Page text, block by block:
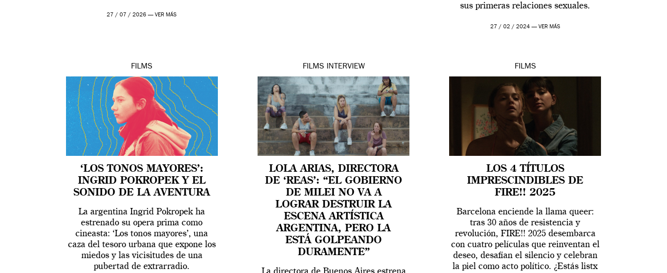
27 / 07 / 2026 —VER MÁS
sus primeras relaciones sexuales.
27 / 02 / 2024 — VER MÁS
FILMS
‘LOS TONOS MAYORES’:
INGRID POKROPEK Y EL
SONIDO DE LA AVENTURA
La argentina Ingrid Pokropek ha
estrenado su opera prima como
cineasta: ‘Los tonos mayores’, una
caza del tesoro urbana que expone los
miedos y las vicisitudes de una
pubertad de extrarradio.
FILMS INTERVIEW
LOLA ARIAS, DIRECTORA
DE ‘REAS’: “EL GOBIERNO
DE MILEI NO VA A
LOGRAR DESTRUIR LA
ESCENA ARTÍSTICA
ARGENTINA, PERO LA
ESTÁ GOLPEANDO
DURAMENTE”
FILMS
LOS 4 TÍTULOS
IMPRESCINDIBLES DE
FIRE!! 2025
Barcelona enciende la llama queer:
tras 30 años de resistencia y
revolución, FIRE!! 2025 desembarca
con cuatro películas que reinventan el
deseo, desafían el silencio y celebran
la piel como acto político. ¿Estás listx